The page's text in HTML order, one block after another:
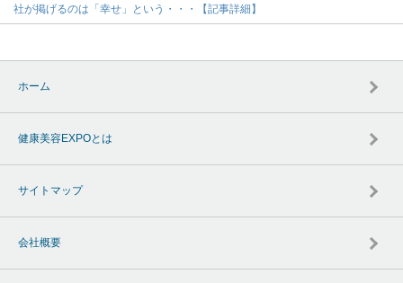
社が掲げるのは「幸せ」という・・・【記事詳細】
ホーム
健康美容EXPOとは
サイトマップ
会社概要